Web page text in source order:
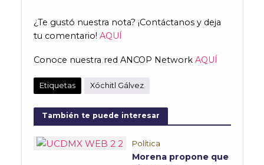
¿Te gustó nuestra nota? ¡Contáctanos y deja
tu comentario! AQUÍ
Conoce nuestra red ANCOP Network AQUÍ
Etiquetas Xóchitl Gálvez
También te puede interesar
Política
Morena propone que